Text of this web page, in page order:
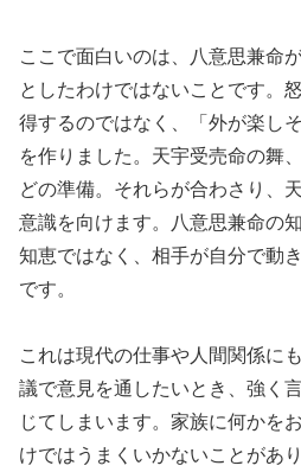
ここで面白いのは、八意思兼命
としたわけではないことです。
得するのではなく、「外が楽し
を作りました。天宇受売命の舞
どの準備。それらが合わさり、
意識を向けます。八意思兼命の
知恵ではなく、相手が自分で動
です。
これは現代の仕事や人間関係に
議で意見を通したいとき、強く
じてしまいます。家族に何かを
けではうまくいかないことがあ